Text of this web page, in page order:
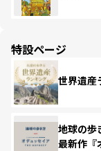
特設ページ
世界遺産
地球の歩
最新作『